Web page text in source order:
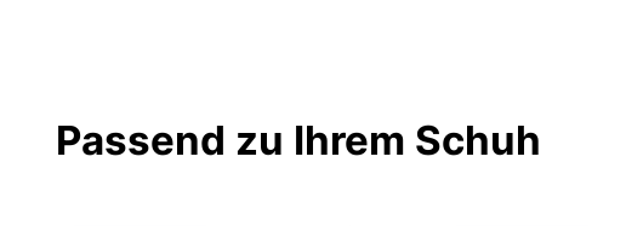
Passend zu Ihrem Schuh